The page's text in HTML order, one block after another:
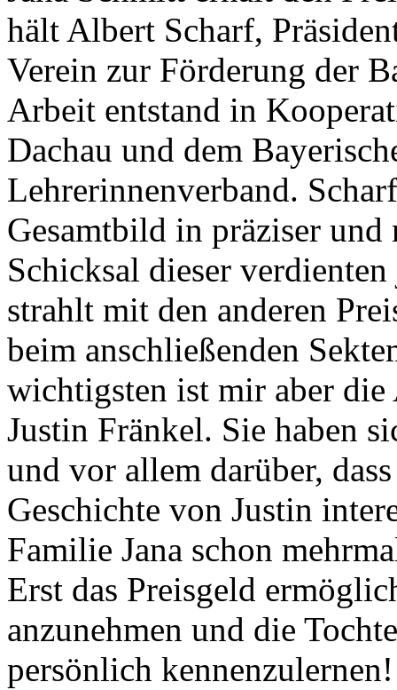
hält Albert Scharf,
Verein zur Förderung der
Arbeit entstand in
Dachau und dem
Lehrerinnenverband.
Gesamtbild in präziser und
Schicksal dieser
strahlt mit den anderen
beim anschließenden
wichtigsten ist mir aber
Justin Fränkel. Sie haben
und vor allem darüber,
Geschichte von Justin
Familie Jana schon
Erst das Preisgeld
anzunehmen und die
persönlich kennenzulernen!